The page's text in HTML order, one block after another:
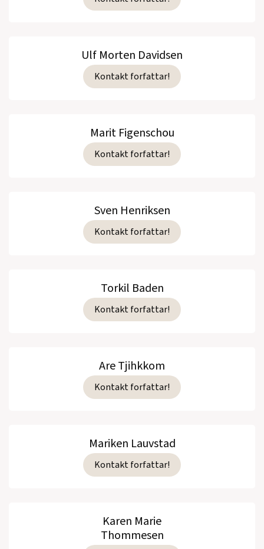
Ulf Morten Davidsen
Kontakt forfattar!
Marit Figenschou
Kontakt forfattar!
Sven Henriksen
Kontakt forfattar!
Torkil Baden
Kontakt forfattar!
Are Tjihkkom
Kontakt forfattar!
Mariken Lauvstad
Kontakt forfattar!
Karen Marie
Thommesen